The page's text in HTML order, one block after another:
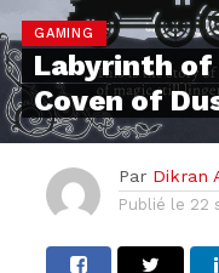
GAMING
Labyrinth of
Coven of
Par Dikran
Publié le 22